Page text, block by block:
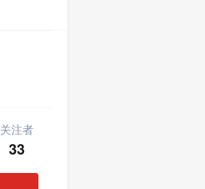
关注者
33